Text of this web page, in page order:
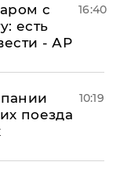
с
есть
- АР
16:40
поезда
10:19